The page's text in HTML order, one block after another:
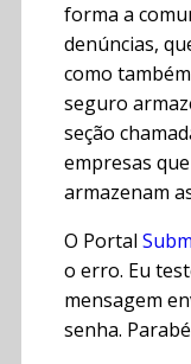
forma a
denúncias,
como
seguro
seção
empresas
armazenam
O Portal
o erro. Eu
mensagem
senha.